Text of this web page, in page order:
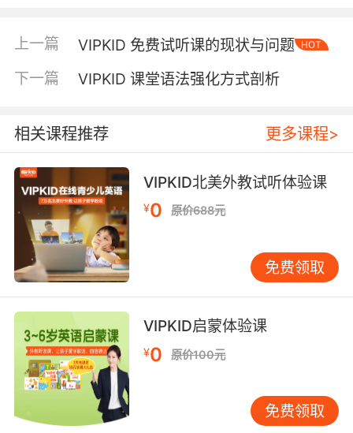
手架式引导策略，有效降低表达焦虑，促进语言
输出。剑桥大学语言研究中心跟踪数据显示，持
续6个月高频互动的学员，口语流利度提升幅度达
传统教学的2.3倍。 三、个性化学习路径精准突
度、语法复杂度、反应速度三个维度建立能力模
型。针对学员的薄弱环节，系统自动推送专项训
练包：语音辨识技术实时纠正口型偏差，语法引
擎动态标注句式错误，而情景模拟游戏则强化应
激表达能力。某北京学员的案例显示，通过系统
推荐的连词成句专项训练，其复杂句式使用频率
从12%提升至35%。这种数据驱动的个性化方
案，使学习效率提升显著。 四、技术赋能创新练
习场景 VR课堂模块将语言学习拓展至虚拟真实环
境，学员在3D纽约街头完成问路、点餐等任务，
空间坐标与语音指令的联动极大增强表达真实
性。AI语伴功能则提供24小时陪练服务，其情感
识别算法能根据学员情绪调整对话策略。哈佛大
学教育学院研究发现，结合VR训练的学员在空间
描述能力测试中得分高出对照组47%，证明技术
上一篇 VIPKID 免费试听课的现状与问题 HOT
下一篇 VIPKID 课堂语法强化方式剖析
相关课程推荐 更多课程>
VIPKID北美外教试听体验课
¥0 原价688元
免费领取
VIPKID启蒙体验课
¥0 原价100元
免费领取